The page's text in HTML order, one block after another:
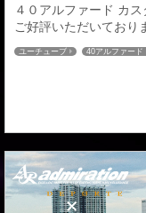
４０アルファード カ
ご好評いただいており
すが、当社エアロパー
ムされてYouTubeにて
紹介になります。当
４０系アルファード
ユーチューブ 40アルファード